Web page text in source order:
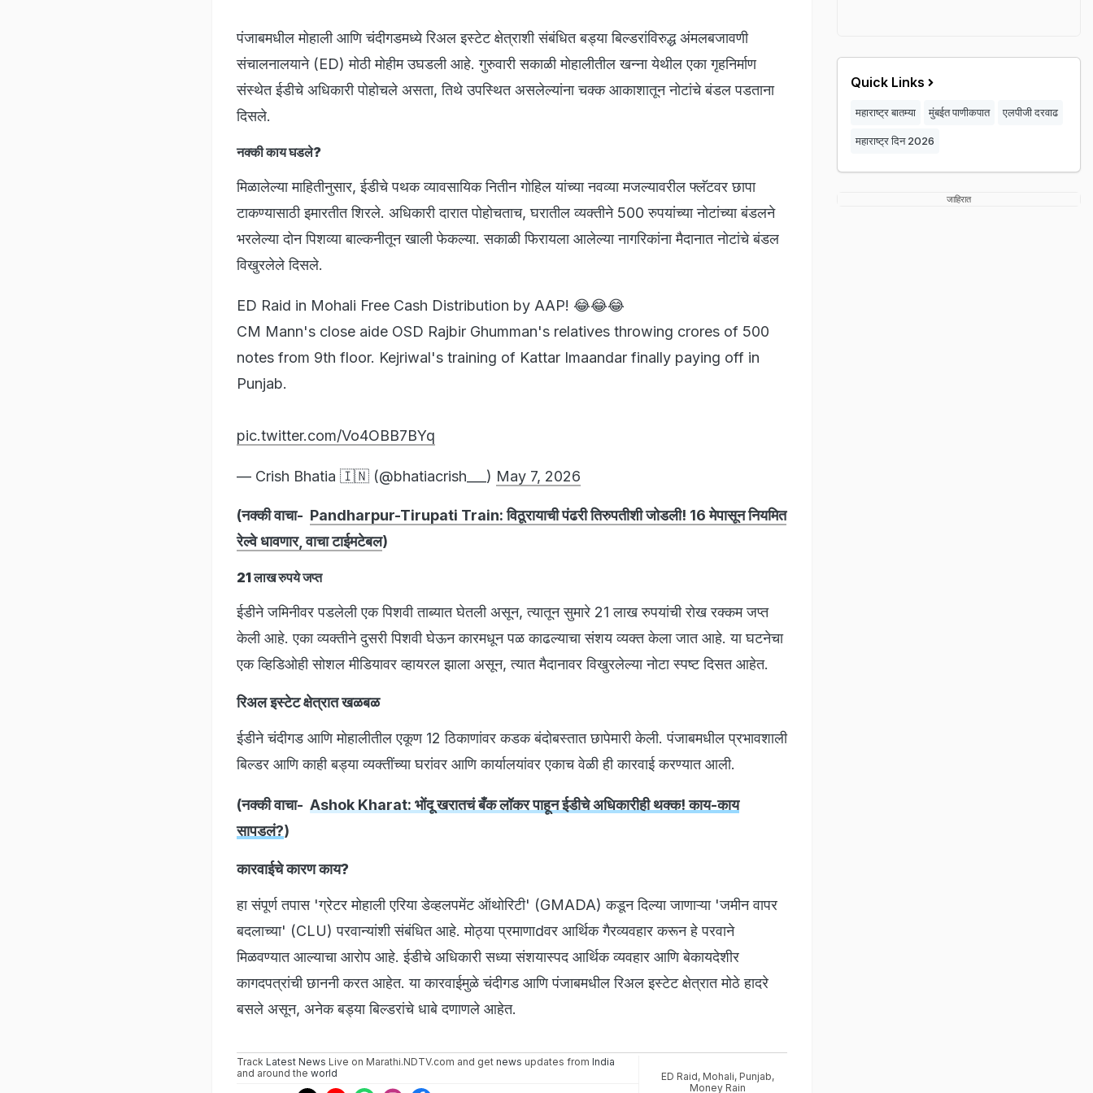
पंजाबमधील मोहाली आणि चंदीगडमध्ये रिअल इस्टेट क्षेत्राशी संबंधित बड्या बिल्डरांविरुद्ध अंमलबजावणी
संचालनालयाने (ED) मोठी मोहीम उघडली आहे. गुरुवारी सकाळी मोहालीतील खन्ना येथील एका गृहनिर्माण
संस्थेत ईडीचे अधिकारी पोहोचले असता, तिथे उपस्थित असलेल्यांना चक्क आकाशातून नोटांचे बंडल पडताना
दिसले.
नक्की काय घडले?
मिळालेल्या माहितीनुसार, ईडीचे पथक व्यावसायिक नितीन गोहिल यांच्या नवव्या मजल्यावरील फ्लॅटवर छापा
टाकण्यासाठी इमारतीत शिरले. अधिकारी दारात पोहोचताच, घरातील व्यक्तीने 500 रुपयांच्या नोटांच्या बंडलने
भरलेल्या दोन पिशव्या बाल्कनीतून खाली फेकल्या. सकाळी फिरायला आलेल्या नागरिकांना मैदानात नोटांचे बंडल
विखुरलेले दिसले.
ED Raid in Mohali Free Cash Distribution by AAP! 😂😂😂
CM Mann's close aide OSD Rajbir Ghumman's relatives throwing crores of 500
notes from 9th floor. Kejriwal's training of Kattar Imaandar finally paying off in
Punjab.
pic.twitter.com/Vo4OBB7BYq
— Crish Bhatia 🇮🇳 (@bhatiacrish___) May 7, 2026
(नक्की वाचा- Pandharpur-Tirupati Train: विठूरायाची पंढरी तिरुपतीशी जोडली! 16 मेपासून नियमित
रेल्वे धावणार, वाचा टाईमटेबल)
21 लाख रुपये जप्त
ईडीने जमिनीवर पडलेली एक पिशवी ताब्यात घेतली असून, त्यातून सुमारे 21 लाख रुपयांची रोख रक्कम जप्त
केली आहे. एका व्यक्तीने दुसरी पिशवी घेऊन कारमधून पळ काढल्याचा संशय व्यक्त केला जात आहे. या घटनेचा
एक व्हिडिओही सोशल मीडियावर व्हायरल झाला असून, त्यात मैदानावर विखुरलेल्या नोटा स्पष्ट दिसत आहेत.
रिअल इस्टेट क्षेत्रात खळबळ
ईडीने चंदीगड आणि मोहालीतील एकूण 12 ठिकाणांवर कडक बंदोबस्तात छापेमारी केली. पंजाबमधील प्रभावशाली
बिल्डर आणि काही बड्या व्यक्तींच्या घरांवर आणि कार्यालयांवर एकाच वेळी ही कारवाई करण्यात आली.
(नक्की वाचा- Ashok Kharat: भोंदू खरातचं बँक लॉकर पाहून ईडीचे अधिकारीही थक्क! काय-काय
सापडलं?)
कारवाईचे कारण काय?
हा संपूर्ण तपास 'ग्रेटर मोहाली एरिया डेव्हलपमेंट ऑथोरिटी' (GMADA) कडून दिल्या जाणाऱ्या 'जमीन वापर
बदलाच्या' (CLU) परवान्यांशी संबंधित आहे. मोठ्या प्रमाणाdवर आर्थिक गैरव्यवहार करून हे परवाने
मिळवण्यात आल्याचा आरोप आहे. ईडीचे अधिकारी सध्या संशयास्पद आर्थिक व्यवहार आणि बेकायदेशीर
कागदपत्रांची छाननी करत आहेत. या कारवाईमुळे चंदीगड आणि पंजाबमधील रिअल इस्टेट क्षेत्रात मोठे हादरे
बसले असून, अनेक बड्या बिल्डरांचे धाबे दणाणले आहेत.
Track Latest News Live on Marathi.NDTV.com and get news updates from India
and around the world
ED Raid, Mohali, Punjab,
Money Rain
Quick Links
महाराष्ट्र बातम्या मुंबईत पाणीकपात एलपीजी दरवाढ
महाराष्ट्र दिन 2026
जाहिरात